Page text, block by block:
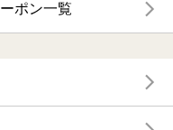
ポン一覧